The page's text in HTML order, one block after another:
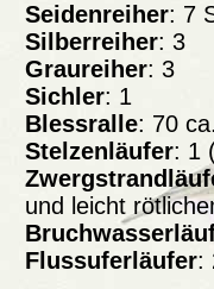
Seidenreiher: 7
Silberreiher: 3
Graureiher: 3
Sichler: 1
Blessralle: 70 ca.
Stelzenläufer: 1
und leicht
Flussuferläufer: